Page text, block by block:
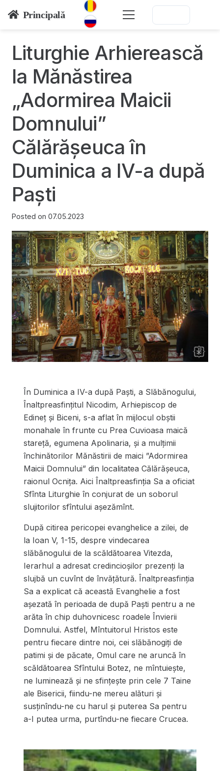
Principală
Liturghie Arhierească
la Mănăstirea
„Adormirea Maicii
Domnului”
Călărășeuca în
Duminica a IV-a după
Paști
Posted on 07.05.2023
În Duminica a IV-a după Paști, a Slăbănogului,
Înaltpreasfințitul Nicodim, Arhiepiscop de
Edineț și Biceni, s-a aflat în mijlocul obștii
monahale în frunte cu Prea Cuvioasa maică
stareță, egumena Apolinaria, și a mulțimii
închinătorilor Mănăstirii de maici ”Adormirea
Maicii Domnului” din localitatea Călărășeuca,
raionul Ocnița. Aici Înaltpreasfinția Sa a oficiat
Sfînta Liturghie în conjurat de un soborul
slujitorilor sfîntului așezămînt.
După citirea pericopei evanghelice a zilei, de
la Ioan V, 1-15, despre vindecarea
slăbănogului de la scăldătoarea Vitezda,
Ierarhul a adresat credincioșilor prezenți la
slujbă un cuvînt de învățătură. Înaltpreasfinția
Sa a explicat că această Evanghelie a fost
așezată în perioada de după Paști pentru a ne
arăta în chip duhovnicesc roadele Învierii
Domnului. Astfel, Mîntuitorul Hristos este
pentru fiecare dintre noi, cei slăbănogiți de
patimi și de păcate, Omul care ne aruncă în
scăldătoarea Sfîntului Botez, ne mîntuiește,
ne luminează și ne sfințește prin cele 7 Taine
ale Bisericii, fiindu-ne mereu alături și
susținîndu-ne cu harul și puterea Sa pentru
a-I putea urma, purtîndu-ne fiecare Crucea.